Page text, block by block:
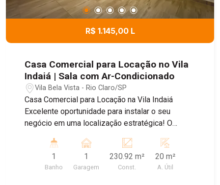
R$ 1.145,00 L
Casa Comercial para Locação no Vila
Indaiá | Sala com Ar-Condicionado
Vila Bela Vista - Rio Claro/SP
Casa Comercial para Locação na Vila Indaiá
Excelente oportunidade para instalar o seu
negócio em uma localização estratégica! O
condicionado, proporcionando um ambiente
confortável para atendimento e trabalho. Dispõe
ainda de cozinha, banheiro e área de serviço,
1
Banho
1
Garagem
230.92 m²
Const.
20 m²
A. Útil